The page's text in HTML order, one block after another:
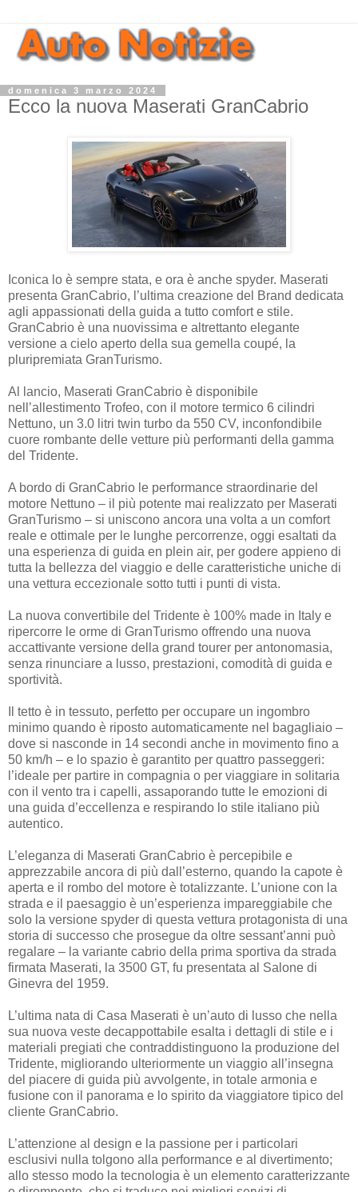
domenica 3 marzo 2024
Ecco la nuova Maserati GranCabrio
Iconica lo è sempre stata, e ora è anche spyder. Maserati
presenta GranCabrio, l’ultima creazione del Brand dedicata
agli appassionati della guida a tutto comfort e stile.
GranCabrio è una nuovissima e altrettanto elegante
versione a cielo aperto della sua gemella coupé, la
pluripremiata GranTurismo.
Al lancio, Maserati GranCabrio è disponibile
nell’allestimento Trofeo, con il motore termico 6 cilindri
Nettuno, un 3.0 litri twin turbo da 550 CV, inconfondibile
cuore rombante delle vetture più performanti della gamma
del Tridente.
A bordo di GranCabrio le performance straordinarie del
motore Nettuno – il più potente mai realizzato per Maserati
GranTurismo – si uniscono ancora una volta a un comfort
reale e ottimale per le lunghe percorrenze, oggi esaltati da
una esperienza di guida en plein air, per godere appieno di
tutta la bellezza del viaggio e delle caratteristiche uniche di
una vettura eccezionale sotto tutti i punti di vista.
La nuova convertibile del Tridente è 100% made in Italy e
ripercorre le orme di GranTurismo offrendo una nuova
accattivante versione della grand tourer per antonomasia,
senza rinunciare a lusso, prestazioni, comodità di guida e
sportività.
Il tetto è in tessuto, perfetto per occupare un ingombro
minimo quando è riposto automaticamente nel bagagliaio –
dove si nasconde in 14 secondi anche in movimento fino a
50 km/h – e lo spazio è garantito per quattro passeggeri:
l’ideale per partire in compagnia o per viaggiare in solitaria
con il vento tra i capelli, assaporando tutte le emozioni di
una guida d’eccellenza e respirando lo stile italiano più
autentico.
L’eleganza di Maserati GranCabrio è percepibile e
apprezzabile ancora di più dall’esterno, quando la capote è
aperta e il rombo del motore è totalizzante. L’unione con la
strada e il paesaggio è un’esperienza impareggiabile che
solo la versione spyder di questa vettura protagonista di una
storia di successo che prosegue da oltre sessant’anni può
regalare – la variante cabrio della prima sportiva da strada
firmata Maserati, la 3500 GT, fu presentata al Salone di
Ginevra del 1959.
L’ultima nata di Casa Maserati è un’auto di lusso che nella
sua nuova veste decappottabile esalta i dettagli di stile e i
materiali pregiati che contraddistinguono la produzione del
Tridente, migliorando ulteriormente un viaggio all’insegna
del piacere di guida più avvolgente, in totale armonia e
fusione con il panorama e lo spirito da viaggiatore tipico del
cliente GranCabrio.
L’attenzione al design e la passione per i particolari
esclusivi nulla tolgono alla performance e al divertimento;
allo stesso modo la tecnologia è un elemento caratterizzante